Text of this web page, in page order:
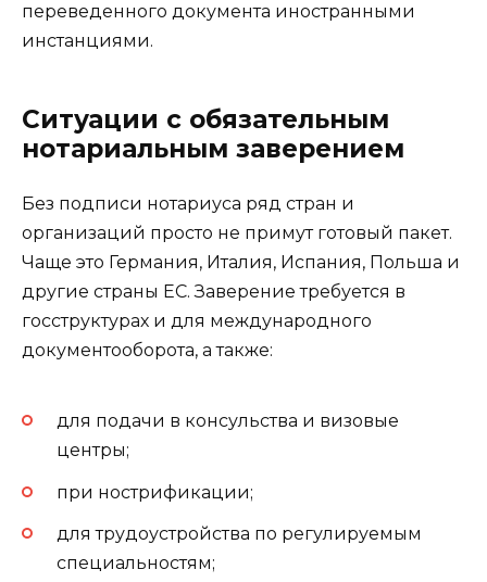
переведенного документа иностранными
инстанциями.
Ситуации с обязательным
нотариальным заверением
Без подписи нотариуса ряд стран и
организаций просто не примут готовый пакет.
Чаще это Германия, Италия, Испания, Польша и
другие страны ЕС. Заверение требуется в
госструктурах и для международного
документооборота, а также:
для подачи в консульства и визовые
центры;
при нострификации;
для трудоустройства по регулируемым
специальностям;